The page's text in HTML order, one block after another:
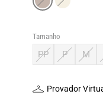
Tamanho
PP P M
Provador